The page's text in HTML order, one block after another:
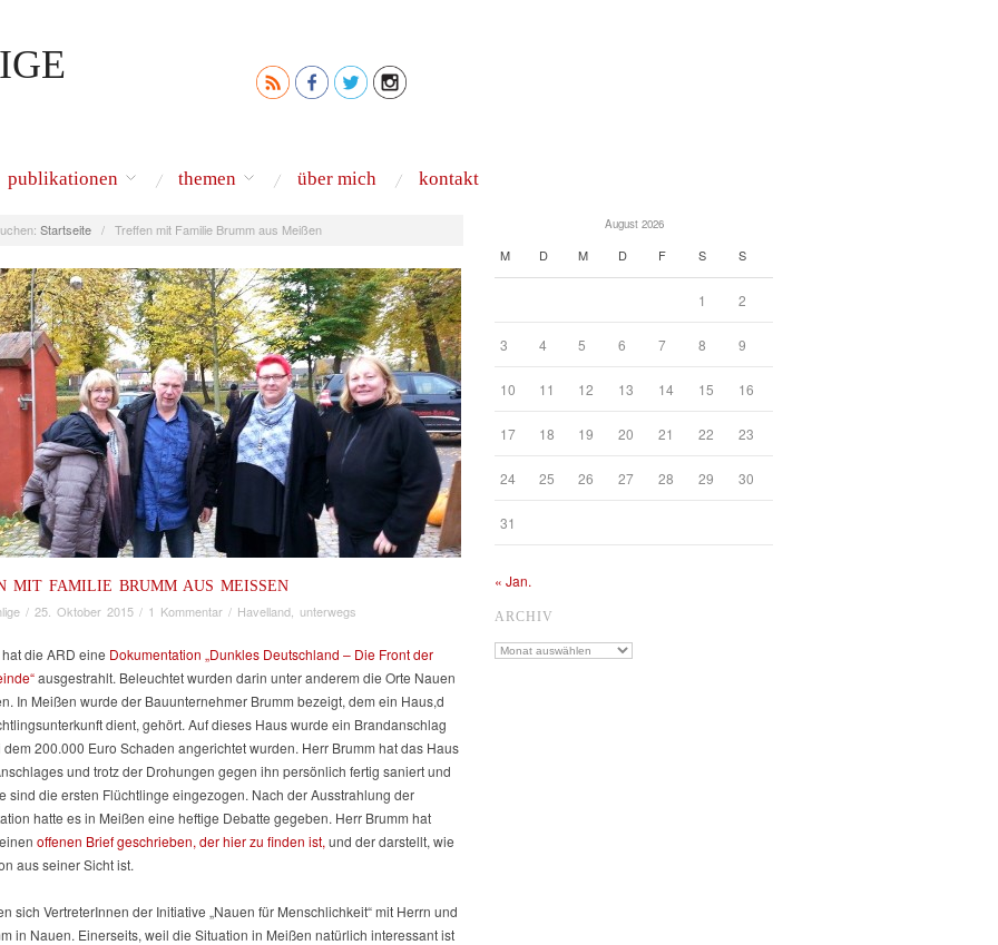
publikationen themen über mich kontakt
Startseite / Treffen mit Familie Brumm aus Meißen
MIT FAMILIE BRUMM AUS MEISSEN
/ 25. Oktober 2015 / 1 Kommentar / Havelland unterwegs
die ARD eine Dokumentation „Dunkles Deutschland – Die Front der
ausgestrahlt. Beleuchtet wurden darin unter anderem die Orte Nauen
In Meißen wurde der Bauunternehmer Brumm bezeigt, dem ein Haus,d
dient, gehört. Auf dieses Haus wurde ein Brandanschlag
dem 200.000 Euro Schaden angerichtet wurden. Herr Brumm hat das Haus
und trotz der Drohungen gegen ihn persönlich fertig saniert und
sind die ersten Flüchtlinge eingezogen. Nach der Ausstrahlung der
hatte es in Meißen eine heftige Debatte gegeben. Herr Brumm hat
offenen Brief geschrieben, der hier zu finden ist, und der darstellt, wie
aus seiner Sicht ist.
sich VertreterInnen der Initiative „Nauen für Menschlichkeit“ mit Herrn und
in Nauen. Einerseits, weil die Situation in Meißen natürlich interessant ist
August 2026
M D M D F S S
1 2
3 4 5 6 7 8 9
10 11 12 13 14 15 16
17 18 19 20 21 22 23
24 25 26 27 28 29 30
31
« Jan.
ARCHIV
Archiv